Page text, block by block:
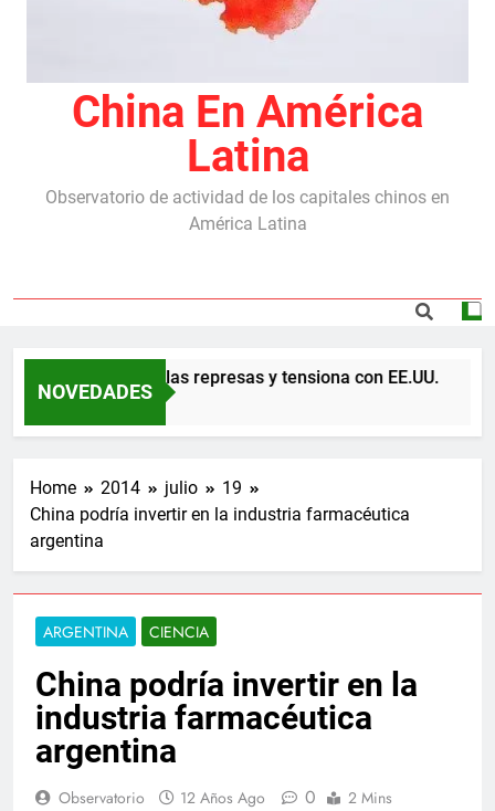
China En América
Latina
Observatorio de actividad de los capitales chinos en
América Latina
NOVEDADES
con China por las represas y tensiona con EE.UU.
Home 2014 julio
19
China podría invertir en la industria farmacéutica
argentina
ARGENTINA CIENCIA
China podría invertir en la
industria farmacéutica
argentina
Observatorio 12 Años Ago 0 2 Mins